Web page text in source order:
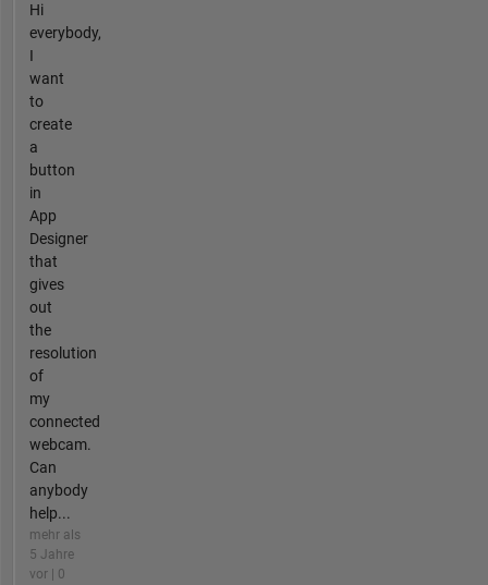
Hi
everybody,
I
want
to
create
a
button
in
App
Designer
that
gives
out
the
resolution
of
my
connected
webcam.
Can
anybody
help...
mehr als
5 Jahre
vor | 0